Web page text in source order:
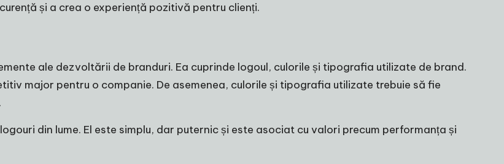
și a crea o experiență pozitivă pentru clienți.
ale dezvoltării de branduri. Ea cuprinde logoul, culorile și tipografia utilizate de brand.
major pentru o companie. De asemenea, culorile și tipografia utilizate trebuie să fie
din lume. El este simplu, dar puternic și este asociat cu valori precum performanța și